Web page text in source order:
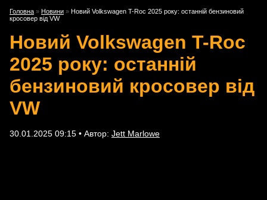
Головна » Новини » Новий Volkswagen T-Roc 2025 року: останній бензиновий
кросовер від VW
Новий Volkswagen T-Roc
2025 року: останній
бензиновий кросовер від
VW
30.01.2025 09:15 • Автор: Jett Marlowe